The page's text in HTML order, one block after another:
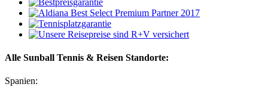
Alle Sunball Tennis & Reisen Standorte:
Spanien: